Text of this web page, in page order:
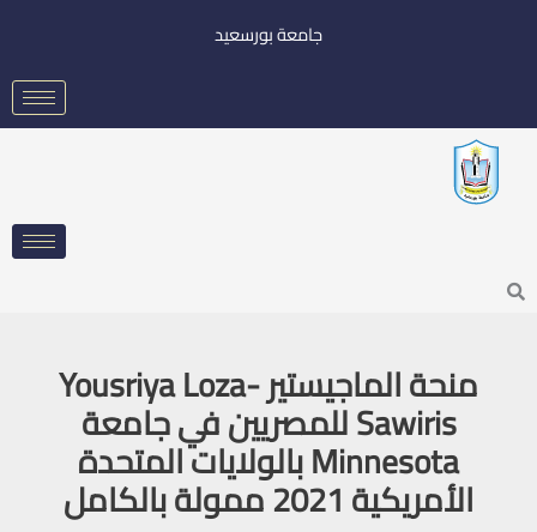
جامعة بورسعيد
Search
منحة الماجيستير Yousriya Loza-
Sawiris للمصريين في جامعة
Minnesota بالولايات المتحدة
الأمريكية 2021 ممولة بالكامل